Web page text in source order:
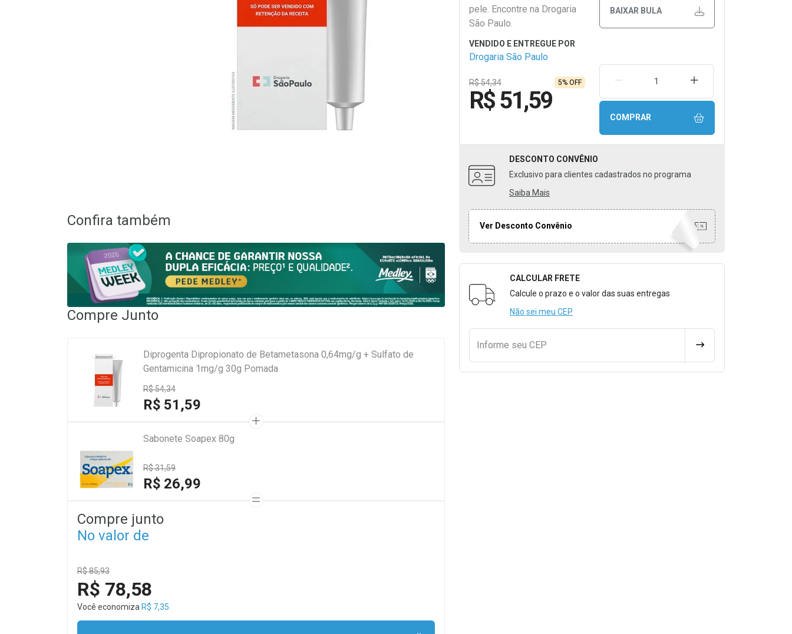
pele. Encontre na Drogaria
São Paulo.
BAIXAR BULA
Drogaria São Paulo
R$ 54,34 5% OFF
R$ 51,59
REMOVER UMA UNIDADEAUMENTAR UMA
COMPRAR
DESCONTO CONVÊNIO
Exclusivo para clientes cadastrados no programa
Saiba Mais
Ver Desconto Convênio
Formulário para Calcular o Frete
CALCULAR FRETE
Calcule o prazo e o valor das suas entregas
Não sei meu CEP
Informe seu CEP CALCULAR FRETE
Confira também
Compre Junto
Diprogenta Dipropionato de Betametasona 0,64mg/g + Sulfato de
Gentamicina 1mg/g 30g Pomada
R$ 54,34
R$ 51,59
Sabonete Soapex 80g
R$ 31,59
R$ 26,99
Compre junto
No valor de
R$ 85,93
R$ 78,58
Você economiza R$ 7,35